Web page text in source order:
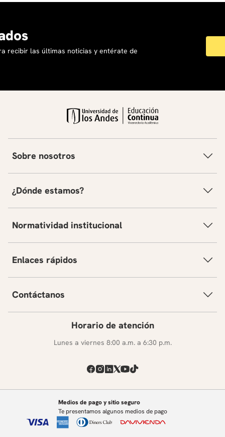
recibir las últimas noticias y entérate de
Sobre nosotros
¿Dónde estamos?
Normatividad institucional
Enlaces rápidos
Contáctanos
Horario de atención
Lunes a viernes 8:00 a.m. a 6:30 p.m.
Medios de pago y sitio seguro
Te presentamos algunos medios de pago